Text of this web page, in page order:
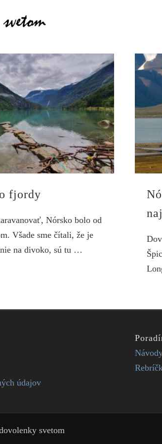
fjordy
Nórsko bolo od
Všade sme čítali, že je
na divoko, sú tu …
údajov
svetom